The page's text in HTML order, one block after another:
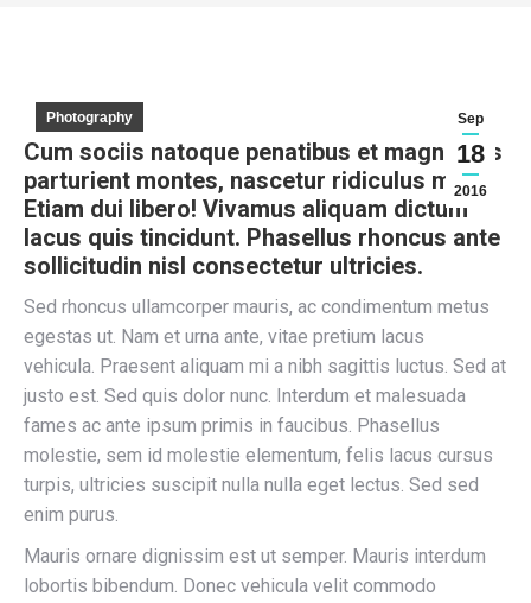
Sep
18
2016
Photography
Cum sociis natoque penatibus et magnis dis
parturient montes, nascetur ridiculus mus.
Etiam dui libero! Vivamus aliquam dictum
lacus quis tincidunt. Phasellus rhoncus ante
sollicitudin nisl consectetur ultricies.
Sed rhoncus ullamcorper mauris, ac condimentum metus
egestas ut. Nam et urna ante, vitae pretium lacus
vehicula. Praesent aliquam mi a nibh sagittis luctus. Sed at
justo est. Sed quis dolor nunc. Interdum et malesuada
fames ac ante ipsum primis in faucibus. Phasellus
molestie, sem id molestie elementum, felis lacus cursus
turpis, ultricies suscipit nulla nulla eget lectus. Sed sed
enim purus.
Mauris ornare dignissim est ut semper. Mauris interdum
lobortis bibendum. Donec vehicula velit commodo